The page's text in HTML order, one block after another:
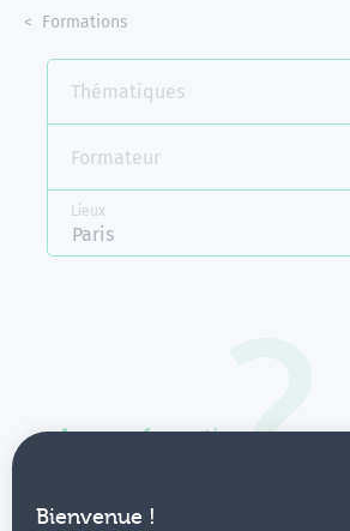
Bienvenue !
Accueil
Formations
Thématiques
Formateur
Lieux
Paris
Aucune formation ne
Vous pouvez renouveler votre